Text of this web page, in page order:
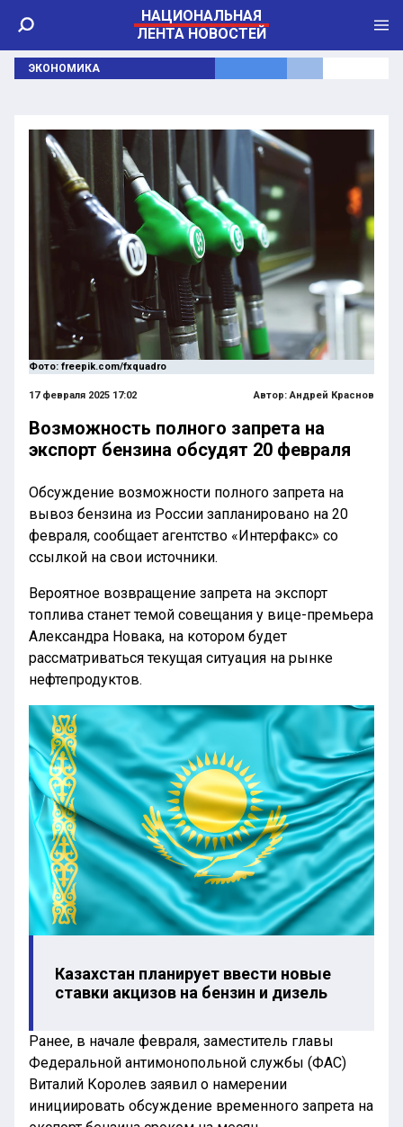
НАЦИОНАЛЬНАЯ
ЛЕНТА НОВОСТЕЙ
ЭКОНОМИКА
Фото: freepik.com/fxquadro
17 февраля 2025 17:02 Автор:Андрей Краснов
Возможность полного запрета на
экспорт бензина обсудят 20 февраля
Обсуждение возможности полного запрета на
вывоз бензина из России запланировано на 20
февраля, сообщает агентство «Интерфакс» со
ссылкой на свои источники.
Вероятное возвращение запрета на экспорт
топлива станет темой совещания у вице-премьера
Александра Новака, на котором будет
рассматриваться текущая ситуация на рынке
нефтепродуктов.
Казахстан планирует ввести новые
ставки акцизов на бензин и дизель
Ранее, в начале февраля, заместитель главы
Федеральной антимонопольной службы (ФАС)
Виталий Королев заявил о намерении
инициировать обсуждение временного запрета на